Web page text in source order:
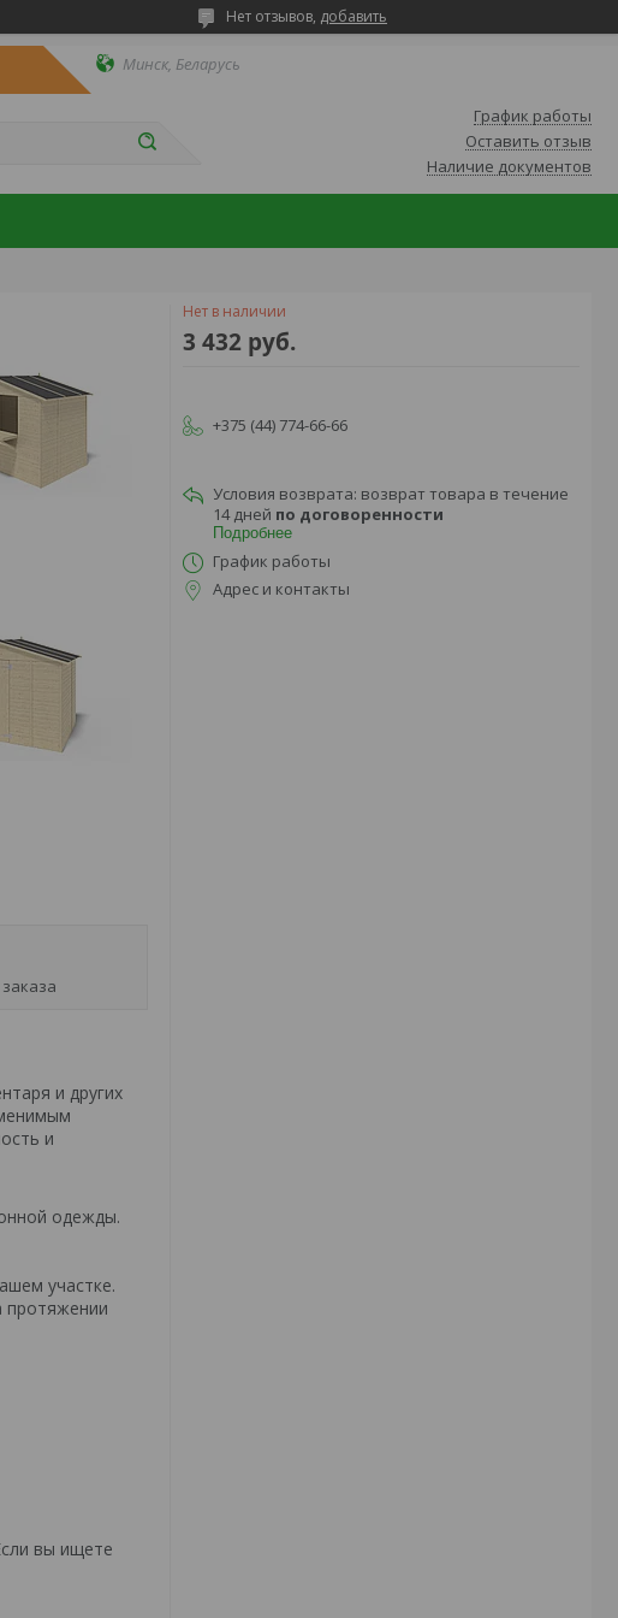
Нет отзывов, добавить
Минск, Беларусь
График работы
Оставить отзыв
Наличие документов
и других
и
одежды.
участке.
протяжении
вы ищете
Нет в наличии
3 432 руб.
+375 (44) 774-66-66
возврат товара в течение
14 дней по договоренности
Подробнее
График работы
Адрес и контакты